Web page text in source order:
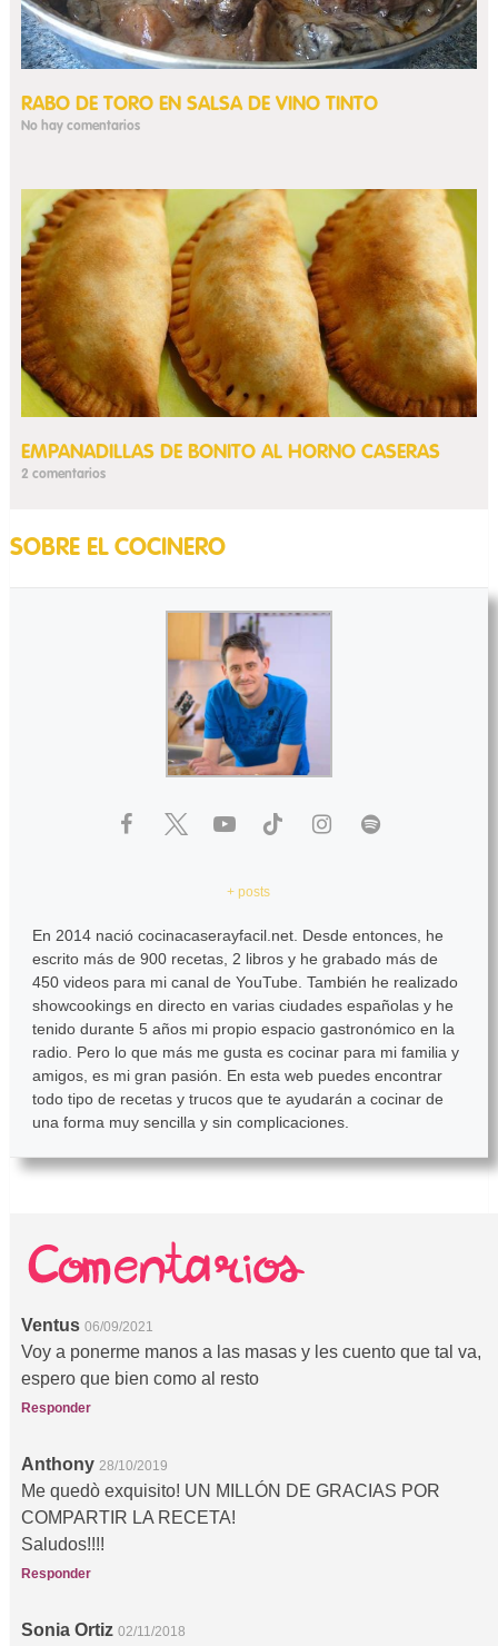
RABO DE TORO EN SALSA DE VINO TINTO
No hay comentarios
EMPANADILLAS DE BONITO AL HORNO CASERAS
2 comentarios
SOBRE EL COCINERO
+ posts
En 2014 nació cocinacaserayfacil.net. Desde entonces, he
escrito más de 900 recetas, 2 libros y he grabado más de
450 videos para mi canal de YouTube. También he realizado
showcookings en directo en varias ciudades españolas y he
tenido durante 5 años mi propio espacio gastronómico en la
radio. Pero lo que más me gusta es cocinar para mi familia y
amigos, es mi gran pasión. En esta web puedes encontrar
todo tipo de recetas y trucos que te ayudarán a cocinar de
una forma muy sencilla y sin complicaciones.
Ventus 06/09/2021
Voy a ponerme manos a las masas y les cuento que tal va,
espero que bien como al resto
Responder
Anthony 28/10/2019
Me quedò exquisito! UN MILLÓN DE GRACIAS POR
COMPARTIR LA RECETA!
Saludos!!!!
Responder
Sonia Ortiz 02/11/2018